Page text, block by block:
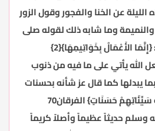
عن الخنا والفجور وقول الزور
وما شابه ذلك لقوله صلى
الأَعْمَالُ بِخَوَاتِيمِهَا}{2}
الله يأتي على ما فيه من ذنوب
يبدلها كما قال عز شأنه بحسنات
سَيِّئَاتِهِمْ حَسَنَاتٍ} الفرقان70
وسلم حديثاً عظيماً وأصلاً كريماً